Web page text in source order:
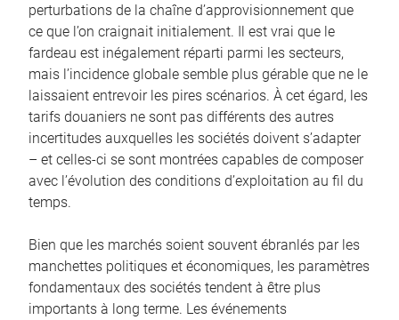
perturbations de la chaîne d’approvisionnement que
ce que l’on craignait initialement. Il est vrai que le
fardeau est inégalement réparti parmi les secteurs,
mais l’incidence globale semble plus gérable que ne le
laissaient entrevoir les pires scénarios. À cet égard, les
tarifs douaniers ne sont pas différents des autres
incertitudes auxquelles les sociétés doivent s’adapter
– et celles-ci se sont montrées capables de composer
avec l’évolution des conditions d’exploitation au fil du
temps.
Bien que les marchés soient souvent ébranlés par les
manchettes politiques et économiques, les paramètres
fondamentaux des sociétés tendent à être plus
importants à long terme. Les événements